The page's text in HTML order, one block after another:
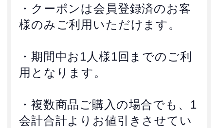
・クーポンは会員登録済のお客
様のみご利用いただけます。
・期間中お1人様1回までのご利
用となります。
・複数商品ご購入の場合でも、1
会計合計よりお値引きさせてい